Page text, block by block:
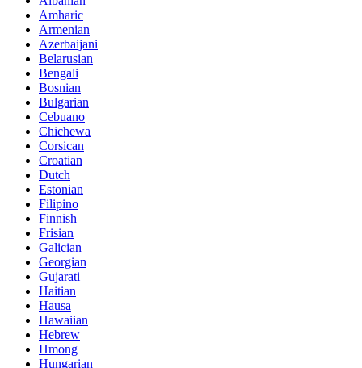
Amharic
Armenian
Azerbaijani
Belarusian
Bengali
Bosnian
Bulgarian
Cebuano
Chichewa
Corsican
Croatian
Dutch
Estonian
Filipino
Finnish
Frisian
Galician
Georgian
Gujarati
Haitian
Hausa
Hawaiian
Hebrew
Hmong
Hungarian